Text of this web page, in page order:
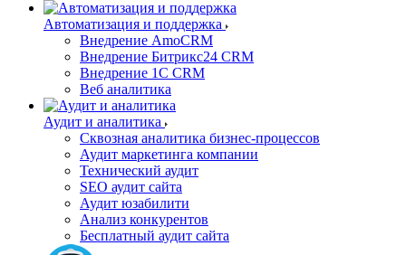
Автоматизация и поддержка
Внедрение AmoCRM
Внедрение Битрикс24 CRM
Внедрение 1C CRM
Веб аналитика
Аудит и аналитика
Сквозная аналитика бизнес-процессов
Аудит маркетинга компании
Технический аудит
SEO аудит сайта
Аудит юзабилити
Анализ конкурентов
Бесплатный аудит сайта